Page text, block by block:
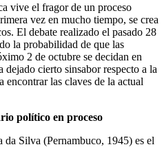
vive el fragor de un proceso
vez en mucho tiempo, se crea
El debate realizado el pasado 28
la probabilidad de que las
2 de octubre se decidan en
dejado cierto sinsabor respecto a la
encontrar las claves de la actual
político en proceso
Silva (Pernambuco, 1945) es el